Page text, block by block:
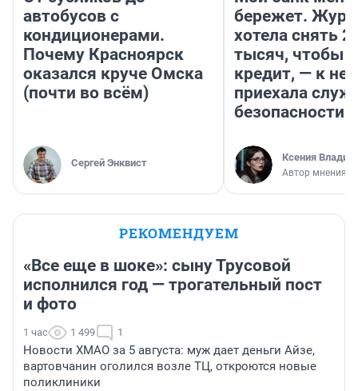
автобусов с
кондиционерами.
Почему Красноярск
оказался круче Омска
(почти во всём)
Сергей Энквист
бережет.
хотела снять
тысяч, чтобы
кредит, — к
приехала
безопасности
Ксения
Автор мнения
РЕКОМЕНДУЕМ
«Все еще в шоке»: сыну Трусовой
исполнился год — трогательный пост
и фото
1 час 1 499 1
Новости ХМАО за 5 августа: муж дает деньги Айзе,
вартовчанин оголился возле ТЦ, откроются новые
поликлиники